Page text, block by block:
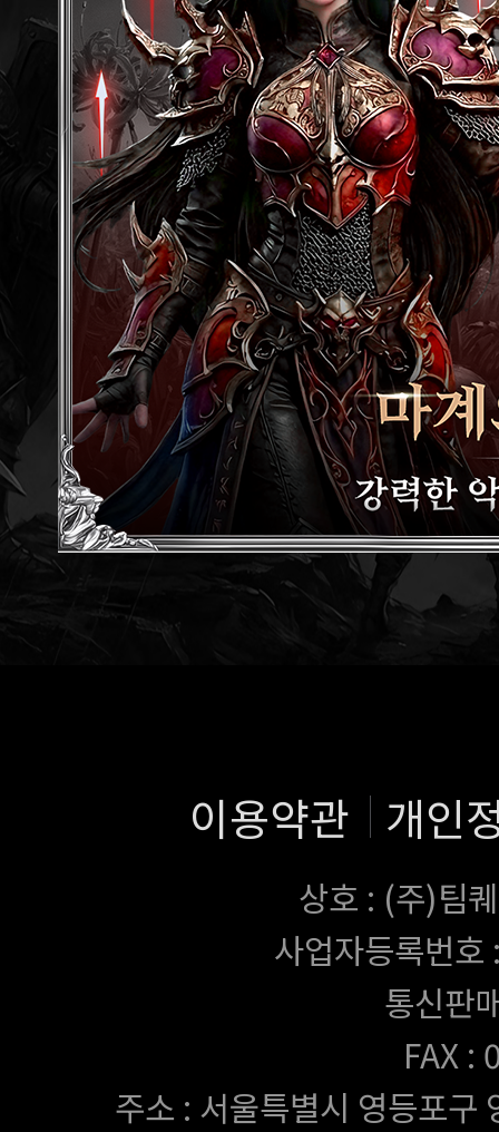
이용약관 개인
상호 : (주)팀
사업자등록번
통신판
FAX
주소 : 서울특별시 영등포